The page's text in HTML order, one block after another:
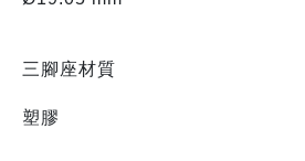
三腳座材質
塑膠